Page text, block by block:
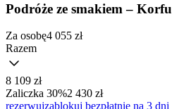
Podróże ze smakiem – Korfu
Za osobę4 055 zł
Razem
8 109 zł
Zaliczka 30%2 430 zł
rezerwujzablokuj bezpłatnie na 3 dni